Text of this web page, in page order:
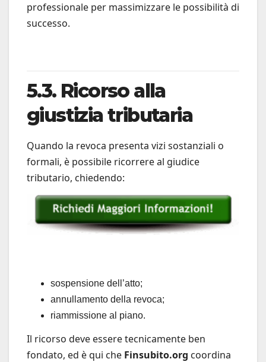
professionale per massimizzare le possibilità di
successo.
5.3. Ricorso alla
giustizia tributaria
Quando la revoca presenta vizi sostanziali o
formali, è possibile ricorrere al giudice
tributario, chiedendo:
sospensione dell’atto;
annullamento della revoca;
riammissione al piano.
Il ricorso deve essere tecnicamente ben
fondato, ed è qui che Finsubito.org coordina